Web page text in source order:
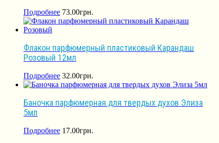
Подробнее 73.00грн.
Флакон парфюмерный пластиковый Карандаш
Розовый 12мл
Подробнее 32.00грн.
Баночка парфюмерная для твердых духов Элиза
5мл
Подробнее 17.00грн.